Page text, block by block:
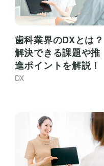
歯科業界のDXとは？
解決できる課題や推
進ポイントを解説！
DX